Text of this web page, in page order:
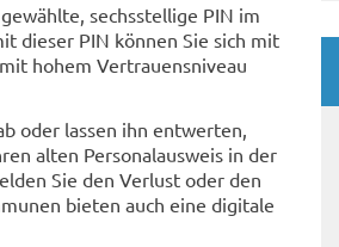
sechsstellige PIN im
dieser PIN können Sie sich mit
hohem Vertrauensniveau
oder lassen ihn entwerten,
alten Personalausweis in der
Sie den Verlust oder den
bieten auch eine digitale